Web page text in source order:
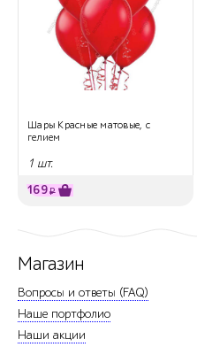
Шары Красные матовые, с
гелием
1 шт.
169₽
Магазин
Вопросы и ответы (FAQ)
Наше портфолио
Наши акции